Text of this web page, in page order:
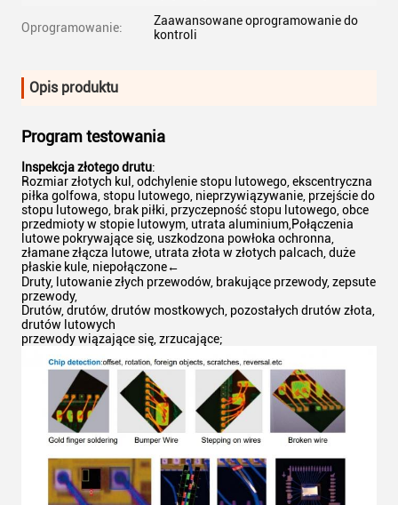
Oprogramowanie:
Zaawansowane oprogramowanie do
kontroli
Opis produktu
Program testowania
Inspekcja złotego drutu:
Rozmiar złotych kul, odchylenie stopu lutowego, ekscentryczna
piłka golfowa, stopu lutowego, nieprzywiązywanie, przejście do
stopu lutowego, brak piłki, przyczepność stopu lutowego, obce
przedmioty w stopie lutowym, utrata aluminium,Połączenia
lutowe pokrywające się, uszkodzona powłoka ochronna,
złamane złącza lutowe, utrata złota w złotych palcach, duże
płaskie kule, niepołączone←
Druty, lutowanie złych przewodów, brakujące przewody, zepsute
przewody,
Drutów, drutów, drutów mostkowych, pozostałych drutów złota,
drutów lutowych
przewody wiązające się, zrzucające;